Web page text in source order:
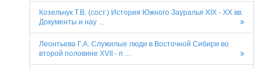
Козельчук Т.В. (сост.) История Южного Зауралья XIX - XX вв.
Документы и нау ...
Леонтьева Г.А. Служилые люди в Восточной Сибири во
второй половине XVII - п ...